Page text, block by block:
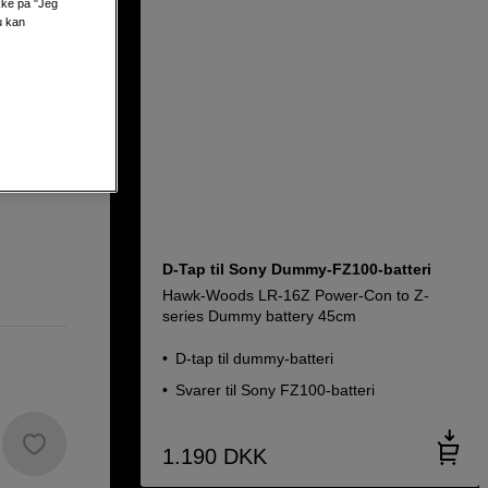
D-Tap til Sony Dummy-FZ100-batteri
Hawk-Woods LR-16Z Power-Con to Z-
series Dummy battery 45cm
D-tap til dummy-batteri
Svarer til Sony FZ100-batteri
1.190 DKK
på "Jeg
kan